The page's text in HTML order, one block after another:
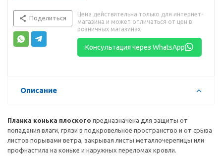
Поделиться
Цена действительна только для интернет-
магазина и может отличаться от цен в
розничных магазинах
Консультация через WhatsApp
Описание
Планка конька плоского предназначена для защиты от
попадания влаги, грязи в подкровельное пространство и от срыва
листов порывами ветра, закрывая листы металлочерепицы или
профнастила на коньке и наружных переломах кровли.